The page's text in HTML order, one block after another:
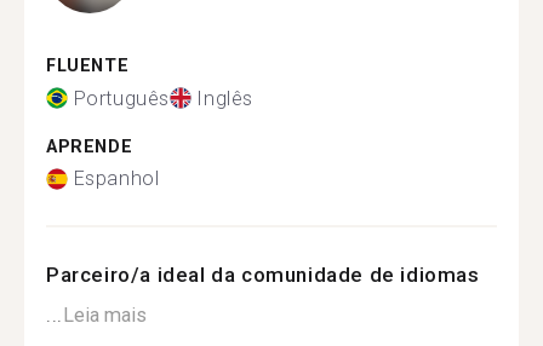
FLUENTE
Português Inglês
APRENDE
Espanhol
Parceiro/a ideal da comunidade de idiomas
...Leia mais